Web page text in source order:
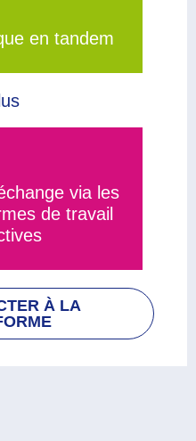
en tandem
ce que c’est
via les
de travail
outils
À LA